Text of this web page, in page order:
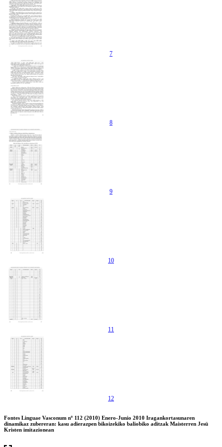
7
8
9
10
11
12
Fontes Linguae Vasconum nº 112 (2010) Enero-Junio 2010 Iragankortasunaren
dinamikaz zubereran: kasu adierazpen bikoizekiko baliobiko aditzak Maisterren Jesü
Kristen imitazionean